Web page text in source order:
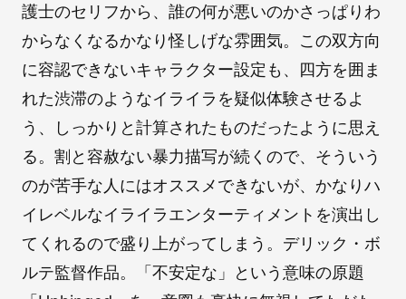
護士のセリフから、誰の何が悪いのかさっぱりわ
からなくなるかなり怪しげな雰囲気。この双方向
に容認できないキャラクター設定も、四方を囲ま
れた渋滞のようなイライラを疑似体験させるよ
う、しっかりと計算されたものだったように思え
る。割と容赦ない暴力描写が続くので、そういう
のが苦手な人にはオススメできないが、かなりハ
イレベルなイライラエンターティメントを演出し
てくれるので盛り上がってしまう。デリック・ボ
ルテ監督作品。「不安定な」という意味の原題